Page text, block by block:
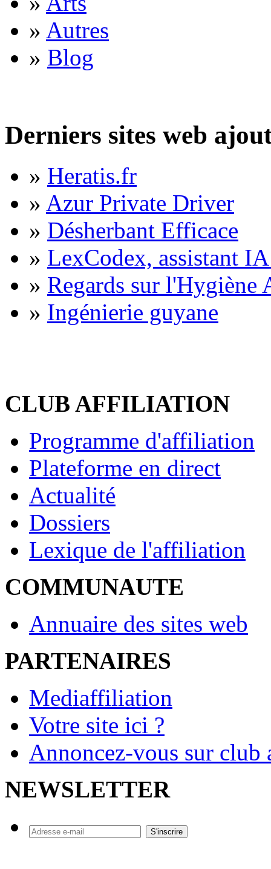
» Autres
» Blog
Derniers sites web
» Heratis.fr
» Azur Private Driver
» Désherbant Efficace
» LexCodex, assistant
» Regards sur l'Hygiène
» Ingénierie guyane
CLUB AFFILIATION
Programme d'affiliation
Plateforme en direct
Actualité
Dossiers
Lexique de l'affiliation
COMMUNAUTE
Annuaire des sites web
PARTENAIRES
Mediaffiliation
Votre site ici ?
Annoncez-vous sur
NEWSLETTER